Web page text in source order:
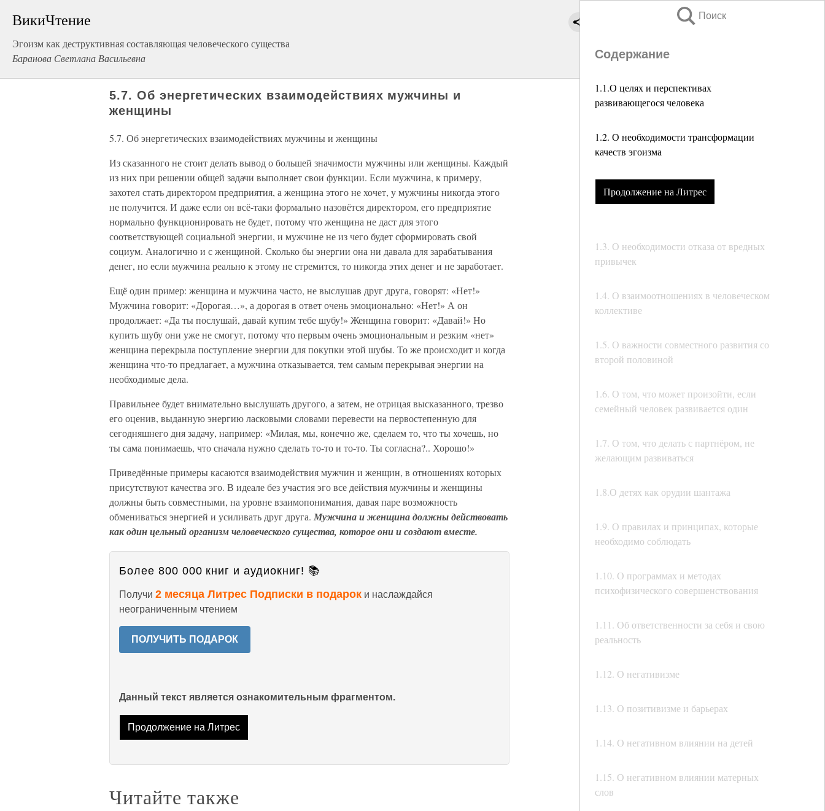
ВикиЧтение
Эгоизм как деструктивная составляющая человеческого существа
Баранова Светлана Васильевна
Поиск
Содержание
1.1.О целях и перспективах
развивающегося человека
1.2. О необходимости трансформации
качеств эгоизма
Продолжение на Литрес
1.3. О необходимости отказа от вредных
привычек
1.4. О взаимоотношениях в человеческом
коллективе
1.5. О важности совместного развития со
второй половиной
1.6. О том, что может произойти, если
семейный человек развивается один
1.7. О том, что делать с партнёром, не
желающим развиваться
1.8.О детях как орудии шантажа
1.9. О правилах и принципах, которые
необходимо соблюдать
1.10. О программах и методах
психофизического совершенствования
1.11. Об ответственности за себя и свою
реальность
1.12. О негативизме
1.13. О позитивизме и барьерах
1.14. О негативном влиянии на детей
1.15. О негативном влиянии матерных
слов
5.7. Об энергетических взаимодействиях мужчины и
женщины
5.7. Об энергетических взаимодействиях мужчины и женщины
Из сказанного не стоит делать вывод о большей значимости мужчины или женщины. Каждый
из них при решении общей задачи выполняет свои функции. Если мужчина, к примеру,
захотел стать директором предприятия, а женщина этого не хочет, у мужчины никогда этого
не получится. И даже если он всё-таки формально назовётся директором, его предприятие
нормально функционировать не будет, потому что женщина не даст для этого
соответствующей социальной энергии, и мужчине не из чего будет сформировать свой
социум. Аналогично и с женщиной. Сколько бы энергии она ни давала для зарабатывания
денег, но если мужчина реально к этому не стремится, то никогда этих денег и не заработает.
Ещё один пример: женщина и мужчина часто, не выслушав друг друга, говорят: «Нет!»
Мужчина говорит: «Дорогая…», а дорогая в ответ очень эмоционально: «Нет!» А он
продолжает: «Да ты послушай, давай купим тебе шубу!» Женщина говорит: «Давай!» Но
купить шубу они уже не смогут, потому что первым очень эмоциональным и резким «нет»
женщина перекрыла поступление энергии для покупки этой шубы. То же происходит и когда
женщина что-то предлагает, а мужчина отказывается, тем самым перекрывая энергии на
необходимые дела.
Правильнее будет внимательно выслушать другого, а затем, не отрицая высказанного, трезво
его оценив, выданную энергию ласковыми словами перевести на первостепенную для
сегодняшнего дня задачу, например: «Милая, мы, конечно же, сделаем то, что ты хочешь, но
ты сама понимаешь, что сначала нужно сделать то-то и то-то. Ты согласна?.. Хорошо!»
Приведённые примеры касаются взаимодействия мужчин и женщин, в отношениях которых
присутствуют качества эго. В идеале без участия эго все действия мужчины и женщины
должны быть совместными, на уровне взаимопонимания, давая паре возможность
обмениваться энергией и усиливать друг друга. Мужчина и женщина должны действовать
как один цельный организм человеческого существа, которое они и создают вместе.
Более 800 000 книг и аудиокниг! 📚
Получи 2 месяца Литрес Подписки в подарок и наслаждайся
неограниченным чтением
ПОЛУЧИТЬ ПОДАРОК
Данный текст является ознакомительным фрагментом.
Продолжение на Литрес
Читайте также